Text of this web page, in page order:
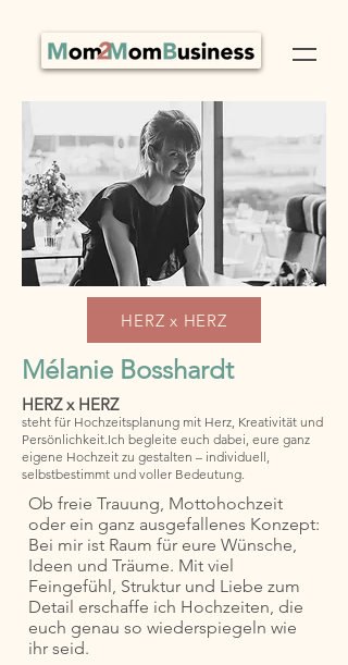
HERZ x HERZ
Mélanie Bosshardt
HERZ x HERZ
steht für Hochzeitsplanung mit Herz, Kreativität und
Persönlichkeit.Ich begleite euch dabei, eure ganz
eigene Hochzeit zu gestalten – individuell,
selbstbestimmt und voller Bedeutung.
Ob freie Trauung, Mottohochzeit
oder ein ganz ausgefallenes Konzept:
Bei mir ist Raum für eure Wünsche,
Ideen und Träume. Mit viel
Feingefühl, Struktur und Liebe zum
Detail erschaffe ich Hochzeiten, die
euch genau so wiederspiegeln wie
ihr seid.